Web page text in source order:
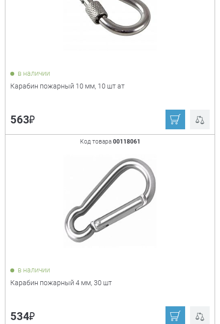
серый
в наличии
Карабин пожарный 10 мм, 10 шт ат
563₽
Код товара 00118061
в наличии
Карабин пожарный 4 мм, 30 шт
534₽